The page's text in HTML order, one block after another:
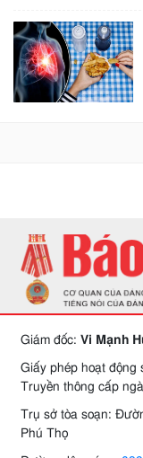
Giám đốc: Vi Mạnh
Giấy phép hoạt động
Truyền thông cấp
Trụ sở tòa soạn:
Phú Thọ